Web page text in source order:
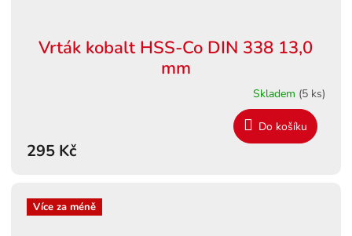
Vrták kobalt HSS-Co DIN 338 13,0
mm
Skladem (5 ks)
295 Kč
Do košíku
Více za méně